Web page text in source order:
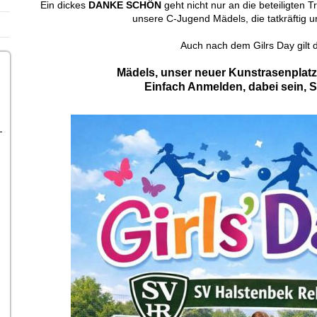
Ein dickes DANKE SCHÖN geht nicht nur an die beteiligten
unsere C-Jugend Mädels, die tatkräftig
Auch nach dem Gilrs Day gilt
Mädels, unser neuer
Einfach Anmelden, dabei sein,